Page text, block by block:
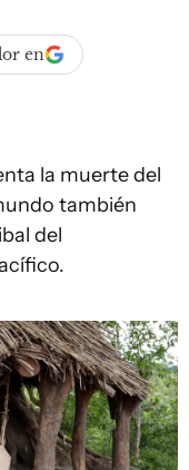
en
la muerte del
también
del